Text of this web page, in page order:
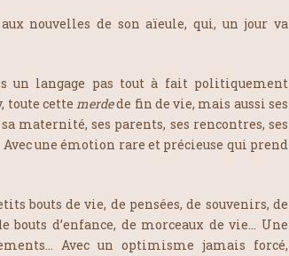
nouvelles de son aïeule, qui, un jour va
un langage pas tout à fait politiquement
toute cettemerdede fin de vie, mais aussi ses
maternité, ses parents, ses rencontres, ses
Avec une émotion rare et précieuse qui prend
bouts de vie, de pensées, de souvenirs, de
bouts d’enfance, de morceaux de vie… Une
Avec un optimisme jamais forcé,